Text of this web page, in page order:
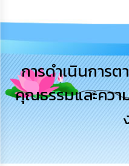
จัดการ
ความ
รู้
การ
ดำเนิน
งาน
การ
การดำเนินการ
คุณธรรมและควา